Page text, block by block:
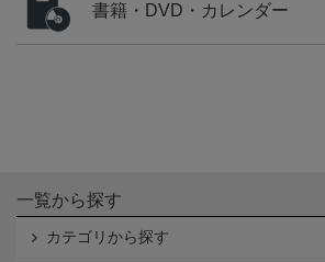
書籍・DVD・カレンダー
一覧から探す
カテゴリから探す